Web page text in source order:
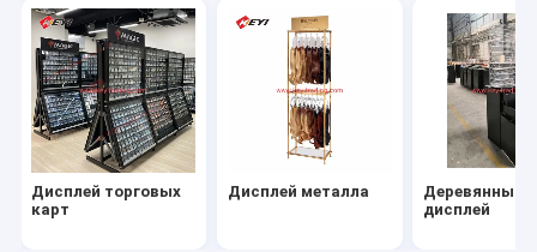
Автомобиль снабжают ободком/дисплей колеса
Дисплей инструмента
Дисплей гольф-клуба
Дисплей рыболовной удочки
Дисплей торговых
карт
Дисплей металла
Деревянный
дисплей